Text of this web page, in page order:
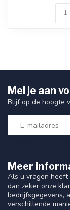
Meer
Als u vragen heeft
dan zeker onze
bedrijfsgegevens,
verschillende
Mel je aan
Blijf op de hoogte